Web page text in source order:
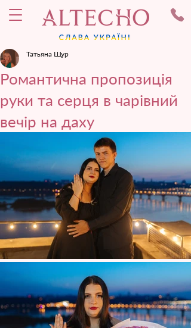
Романтична пропозиція
руки та серця в чарівний
вечір на даху
Татьяна Щур